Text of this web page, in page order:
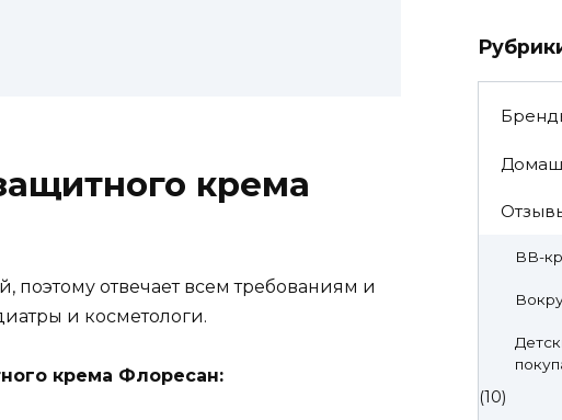
крема
поэтому отвечает всем требованиям и
и косметологи.
крема Флоресан:
BB-
(10)